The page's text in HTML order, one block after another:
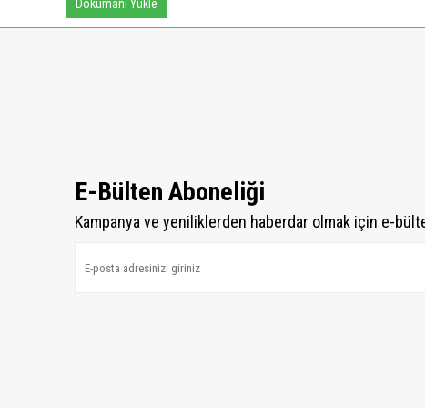
Dökümanı Yükle
E-Bülten Aboneliği
Kampanya ve yeniliklerden haberdar olmak için e-